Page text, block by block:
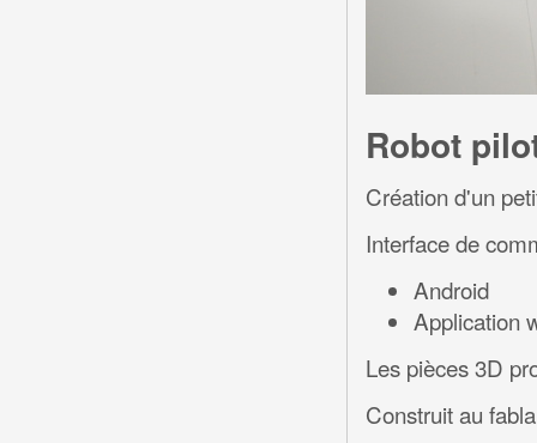
Robot
Création d'un
Interface de
Android
Application
Les pièces 3D
Construit au